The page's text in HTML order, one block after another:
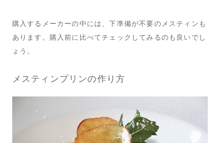
購入するメーカーの中には、下準備が不要のメスティンも
あります。購入前に比べてチェックしてみるのも良いでし
ょう。
メスティンプリンの作り方